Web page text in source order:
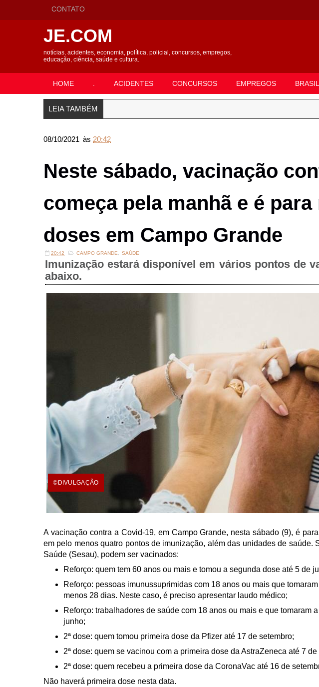
CONTATO
JE.COM
notícias, acidentes, economia, política, policial, concursos, empregos,
educação, ciência, saúde e cultura.
HOME ACIDENTES CONCURSOS EMPREGOS BRASIL
LEIA TAMBÉM
08/10/2021 às 20:42
Neste sábado, vacinação
começa pela manhã e é para
doses em Campo Grande
20:42 CAMPO GRANDE SAÚDE
Imunização estará disponível em vários pontos de
abaixo.
©DIVULGAÇÃO
A vacinação contra a Covid-19, em Campo Grande, nesta sábado (9), é
em pelo menos quatro pontos de imunização, além das unidades de saúde.
Saúde (Sesau), podem ser vacinados:
Reforço: quem tem 60 anos ou mais e tomou a segunda dose até 5 de
Reforço: pessoas imunussuprimidas com 18 anos ou mais que
menos 28 dias. Neste caso, é preciso apresentar laudo médico;
Reforço: trabalhadores de saúde com 18 anos ou mais e que tomaram
junho;
2ª dose: quem tomou primeira dose da Pfizer até 17 de setembro;
2ª dose: quem se vacinou com a primeira dose da AstraZeneca até 7 de
2ª dose: quem recebeu a primeira dose da CoronaVac até 16 de
Não haverá primeira dose nesta data.